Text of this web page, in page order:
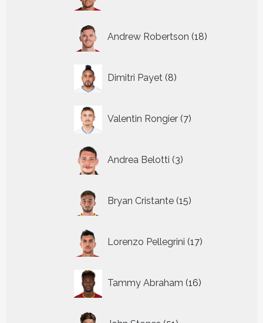
Andrew Robertson 18
producten
Dimitri Payet 8
producten
Valentin Rongier 7
producten
Andrea Belotti 3
producten
Bryan Cristante 15
producten
Lorenzo Pellegrini 17
producten
Tammy Abraham 16
producten